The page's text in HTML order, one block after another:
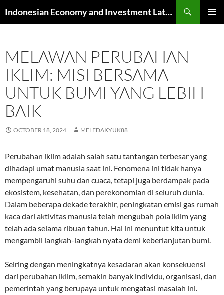
to
Indonesian Economy and Investment Latest News
MELAWAN PERUBAHAN
IKLIM: MISI BERSAMA
UNTUK BUMI YANG LEBIH
BAIK
OCTOBER 18, 2024 MELEDAKYUK88
Perubahan iklim adalah salah satu tantangan terbesar yang
dihadapi umat manusia saat ini. Fenomena ini tidak hanya
mempengaruhi suhu dan cuaca, tetapi juga berdampak pada
ekosistem, kesehatan, dan perekonomian di seluruh dunia.
Dalam beberapa dekade terakhir, peningkatan emisi gas rumah
kaca dari aktivitas manusia telah mengubah pola iklim yang
telah ada selama ribuan tahun. Hal ini menuntut kita untuk
mengambil langkah-langkah nyata demi keberlanjutan bumi.
Seiring dengan meningkatnya kesadaran akan konsekuensi
dari perubahan iklim, semakin banyak individu, organisasi, dan
pemerintah yang berupaya untuk mengatasi masalah ini.